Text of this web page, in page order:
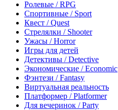
Ролевые / RPG
Спортивные / Sport
Квест / Quest
Стрелялки / Shooter
Ужасы / Horror
Игры для детей
Детективы / Detective
Экономические / Economic
Фэнтези / Fantasy
Виртуальная реальность
Платформер / Platformer
Для вечеринок / Party